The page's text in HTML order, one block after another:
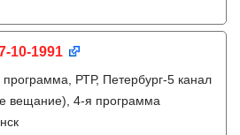
10-1991
программа, РТР, Петербург-5 канал
вещание), 4-я программа